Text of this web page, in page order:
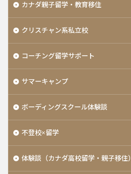
カナダ親子留学・教育移住
クリスチャン系私立校
コーチング留学サポート
サマーキャンプ
ボーディングスクール体験談
不登校×留学
体験談（カナダ高校留学・親子移住）